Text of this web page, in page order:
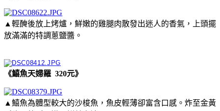
▲輕醃後放上烤爐，鮮嫩的雞腿肉散發出迷人的香氣，上頭擺
放滿滿的特調蔥鹽醬。
《鱚魚天婦羅 320元》
▲鱚魚為體型較大的沙梭魚，魚皮輕薄卻富含口感。炸至金黃